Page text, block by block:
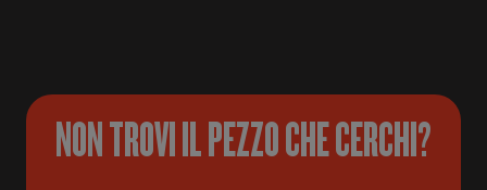
NON TROVI IL PEZZO CHE CERCHI?